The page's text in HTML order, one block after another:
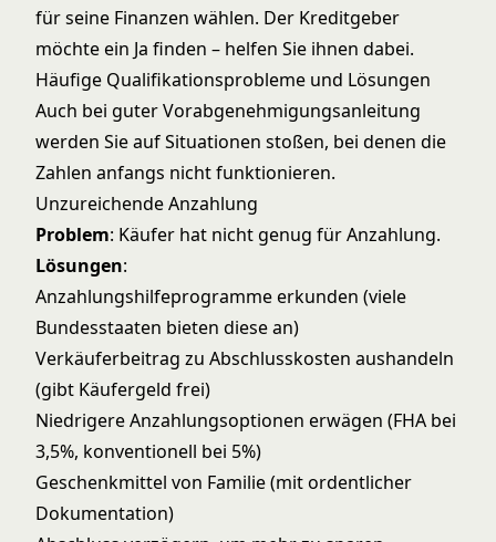
für seine Finanzen wählen. Der Kreditgeber
möchte ein Ja finden – helfen Sie ihnen dabei.
Häufige Qualifikationsprobleme und Lösungen
Auch bei guter Vorabgenehmigungsanleitung
werden Sie auf Situationen stoßen, bei denen die
Zahlen anfangs nicht funktionieren.
Unzureichende Anzahlung
Problem: Käufer hat nicht genug für Anzahlung.
Lösungen:
Anzahlungshilfeprogramme erkunden (viele
Bundesstaaten bieten diese an)
Verkäuferbeitrag zu Abschlusskosten aushandeln
(gibt Käufergeld frei)
Niedrigere Anzahlungsoptionen erwägen (FHA bei
3,5%, konventionell bei 5%)
Geschenkmittel von Familie (mit ordentlicher
Dokumentation)